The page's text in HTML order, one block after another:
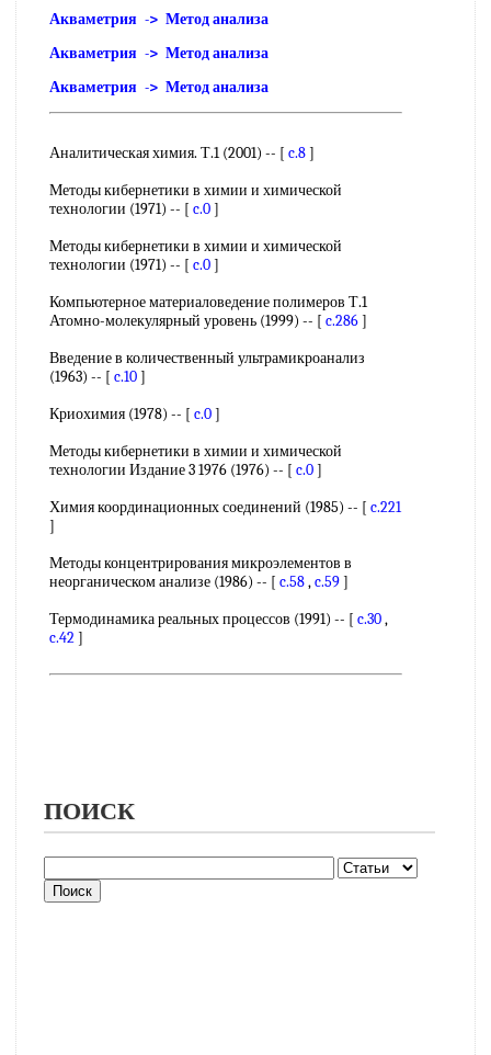
Акваметрия -> Метод анализа
Акваметрия -> Метод анализа
Акваметрия -> Метод анализа
Аналитическая химия. Т.1 (2001) -- [ c.8]
Методы кибернетики в химии и химической
технологии (1971) -- [ c.0]
Методы кибернетики в химии и химической
технологии (1971) -- [ c.0]
Компьютерное материаловедение полимеров Т.1
Атомно-молекулярный уровень (1999) -- [ c.286]
Введение в количественный ультрамикроанализ
(1963) -- [ c.10]
Криохимия (1978) -- [ c.0]
Методы кибернетики в химии и химической
технологии Издание 3 1976 (1976) -- [ c.0]
Химия координационных соединений (1985) -- [ c.221
]
Методы концентрирования микроэлементов в
неорганическом анализе (1986) -- [ c.58,c.59]
Термодинамика реальных процессов (1991) -- [ c.30,
c.42]
ПОИСК